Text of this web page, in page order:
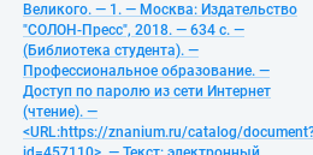
Великого. — 1. — Москва: Издательство
"СОЛОН-Пресс", 2018. — 634 с. —
(Библиотека студента). —
Профессиональное образование. —
Доступ по паролю из сети Интернет
(чтение). —
<URL:https://znanium.ru/catalog/